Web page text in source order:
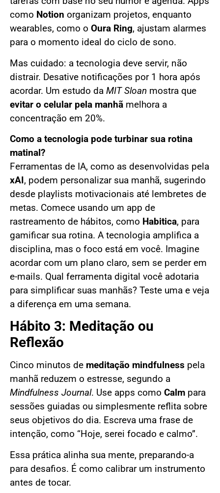
como Notion organizam projetos, enquanto
wearables, como o Oura Ring, ajustam alarmes
para o momento ideal do ciclo de sono.
Mas cuidado: a tecnologia deve servir, não
distrair. Desative notificações por 1 hora após
acordar. Um estudo da MIT Sloan mostra que
evitar o celular pela manhã melhora a
concentração em 20%.
Como a tecnologia pode turbinar sua rotina
matinal?
Ferramentas de IA, como as desenvolvidas pela
xAI , podem personalizar sua manhã, sugerindo
desde playlists motivacionais até lembretes de
metas. Comece usando um app de
rastreamento de hábitos, como Habitica, para
gamificar sua rotina. A tecnologia amplifica a
disciplina, mas o foco está em você. Imagine
acordar com um plano claro, sem se perder em
e-mails. Qual ferramenta digital você adotaria
para simplificar suas manhãs? Teste uma e veja
a diferença em uma semana.
Hábito 3: Meditação ou
Reflexão
Cinco minutos de meditação mindfulness pela
manhã reduzem o estresse, segundo a
Mindfulness Journal. Use apps como Calm para
sessões guiadas ou simplesmente reflita sobre
seus objetivos do dia. Escreva uma frase de
intenção, como “Hoje, serei focado e calmo”.
Essa prática alinha sua mente, preparando-a
para desafios. É como calibrar um instrumento
antes de tocar.